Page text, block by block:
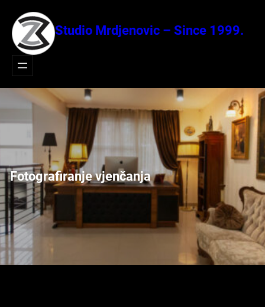
na
sadržaj
Studio Mrdjenovic – Since 1999.
Fotografiranje vjenčanja